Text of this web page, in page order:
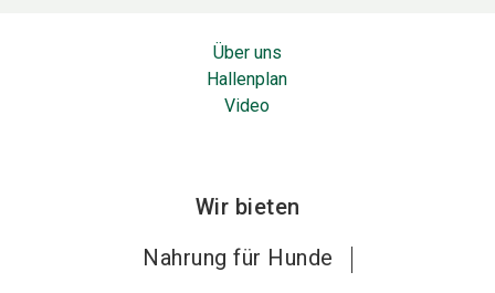
Über uns
Hallenplan
Video
Wir bieten
Nahrung für Hunde